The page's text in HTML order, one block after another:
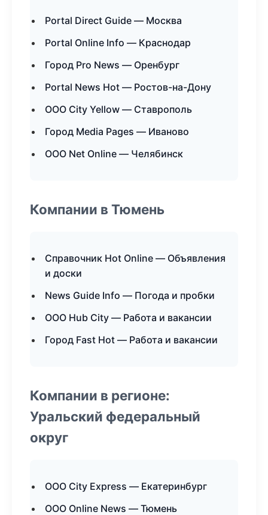
Portal Direct Guide — Москва
Portal Online Info — Краснодар
Город Pro News — Оренбург
Portal News Hot — Ростов-на-Дону
ООО City Yellow — Ставрополь
Город Media Pages — Иваново
ООО Net Online — Челябинск
Компании в Тюмень
Справочник Hot Online — Объявления
и доски
News Guide Info — Погода и пробки
ООО Hub City — Работа и вакансии
Город Fast Hot — Работа и вакансии
Компании в регионе:
Уральский федеральный
округ
ООО City Express — Екатеринбург
ООО Online News — Тюмень